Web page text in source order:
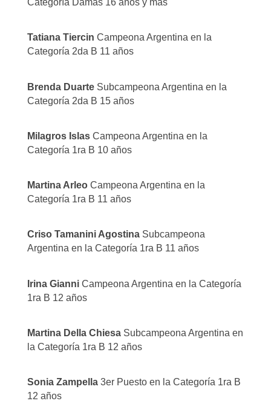
Categoría Damas 16 años y mas
Tatiana Tiercin Campeona Argentina en la
Categoría 2da B 11 años
Brenda DuarteSubcampeona Argentina en la
Categoría 2da B 15 años
Milagros IslasCampeona Argentina en la
Categoría 1ra B 10 años
Martina ArleoCampeona Argentina en la
Categoría 1ra B 11 años
Criso Tamanini AgostinaSubcampeona
Argentina en la Categoría 1ra B 11 años
Irina GianniCampeona Argentina en la Categoría
1ra B 12 años
Martina Della ChiesaSubcampeona Argentina en
la Categoría 1ra B 12 años
Sonia Zampella3er Puesto en la Categoría 1ra B
12 años